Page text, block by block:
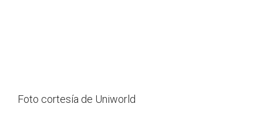
Foto cortesía de Uniworld